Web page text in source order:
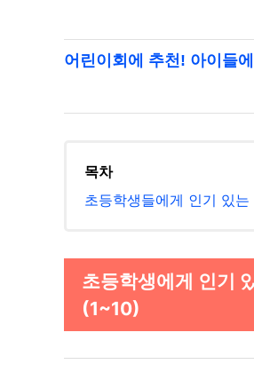
어린이회에 추천! 아이들
목차
초등학생들에게 인기 있
초등학생에게 인기
(1~10)